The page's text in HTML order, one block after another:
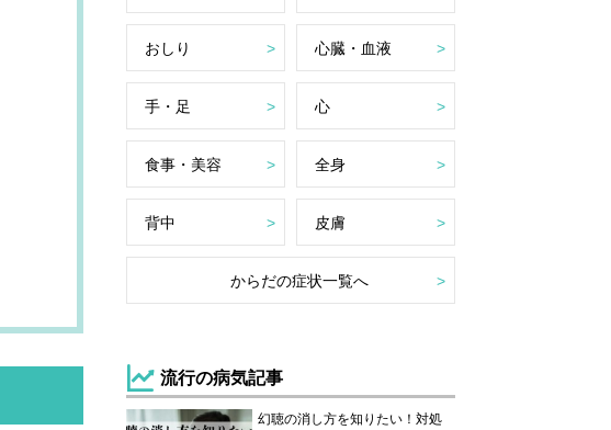
おしり 心臓・血液
手・足 心
食事・美容 全身
背中 皮膚
からだの症状一覧へ
流行の病気記事
幻聴の消し方を知りたい！対処